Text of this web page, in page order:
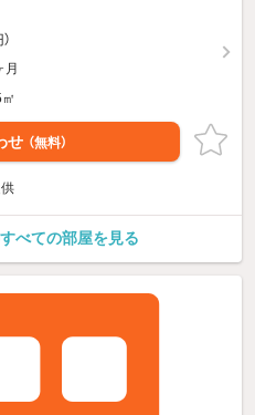
月
せ （無料）
べての部屋を見る